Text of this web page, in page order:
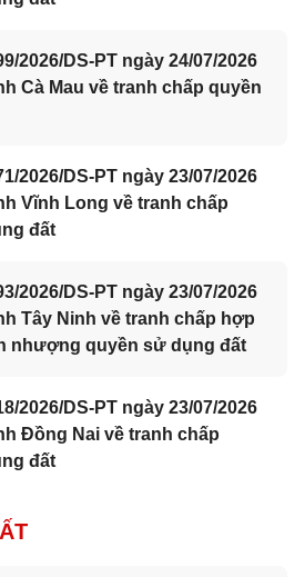
2026/DS-PT ngày 24/07/2026
Cà Mau về tranh chấp quyền
2026/DS-PT ngày 23/07/2026
Vĩnh Long về tranh chấp
đất
2026/DS-PT ngày 23/07/2026
Tây Ninh về tranh chấp hợp
nhượng quyền sử dụng đất
2026/DS-PT ngày 23/07/2026
Đồng Nai về tranh chấp
đất